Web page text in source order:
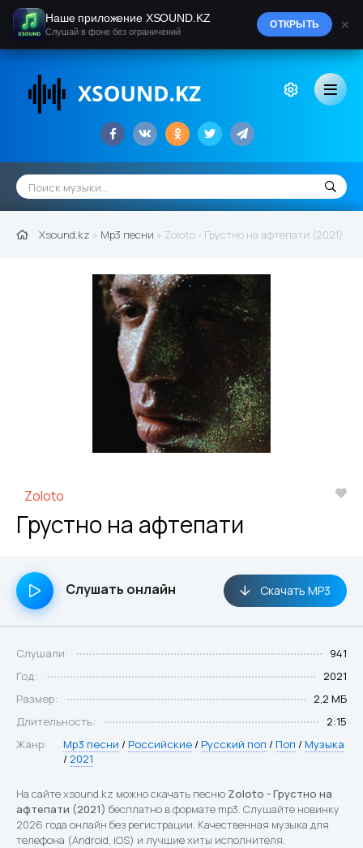
Xsound.kz » Mp3 песни » Zoloto - Грустно на афтепати (2021)
Zoloto
Грустно на афтепати
Слушать онлайн Скачать MP3
Слушали:
941
Год:
2021
Размер:
2,2 МБ
Длительность:
2:15
Жанр:
Mp3 песни / Российские / Русский поп / Поп / Музыка
/ 2021
На сайте xsound.kz можно скачать песню Zoloto - Грустно на
афтепати (2021) бесплатно в формате mp3. Слушайте новинку
2026 года онлайн без регистрации. Качественная музыка для
телефона (Android, iOS) и лучшие хиты исполнителя.
Наше приложение XSOUND.KZ
Слушай в фоне без ограничений
ОТКРЫТЬ ×